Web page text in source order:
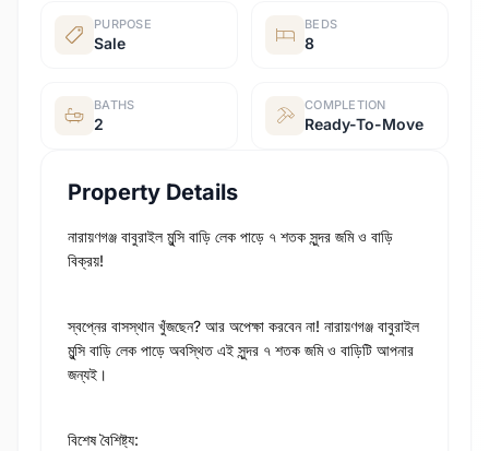
PURPOSE
Sale
BEDS
8
BATHS
2
COMPLETION
Ready-To-Move
Property Details
নারায়ণগঞ্জ বাবুরাইল মুন্সি বাড়ি লেক পাড়ে ৭ শতক সুন্দর জমি ও বাড়ি
বিক্রয়!
স্বপ্নের বাসস্থান খুঁজছেন? আর অপেক্ষা করবেন না! নারায়ণগঞ্জ বাবুরাইল
মুন্সি বাড়ি লেক পাড়ে অবস্থিত এই সুন্দর ৭ শতক জমি ও বাড়িটি আপনার
জন্যই।
বিশেষ বৈশিষ্ট্য: